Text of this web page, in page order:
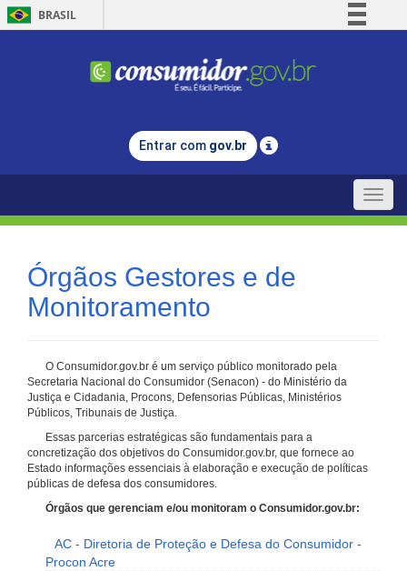
BRASIL
Comunica BR
Legislação
Entrar com gov.br
Toggle
Órgãos Gestores e de
Monitoramento
O Consumidor.gov.br é um serviço público monitorado pela
Secretaria Nacional do Consumidor (Senacon) - do Ministério da
Justiça e Cidadania, Procons, Defensorias Públicas, Ministérios
Públicos, Tribunais de Justiça.
Essas parcerias estratégicas são fundamentais para a
concretização dos objetivos do Consumidor.gov.br, que fornece ao
Estado informações essenciais à elaboração e execução de políticas
públicas de defesa dos consumidores.
Órgãos que gerenciam e/ou monitoram o Consumidor.gov.br:
AC - Diretoria de Proteção e Defesa do Consumidor -
Procon Acre